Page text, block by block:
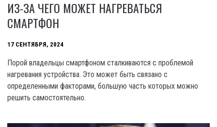
ИЗ-ЗА ЧЕГО МОЖЕТ НАГРЕВАТЬСЯ
СМАРТФОН
17 СЕНТЯБРЯ, 2024
Порой владельцы смартфоном сталкиваются с проблемой
нагревания устройства. Это может быть связано с
определенными факторами, большую часть которых можно
решить самостоятельно.